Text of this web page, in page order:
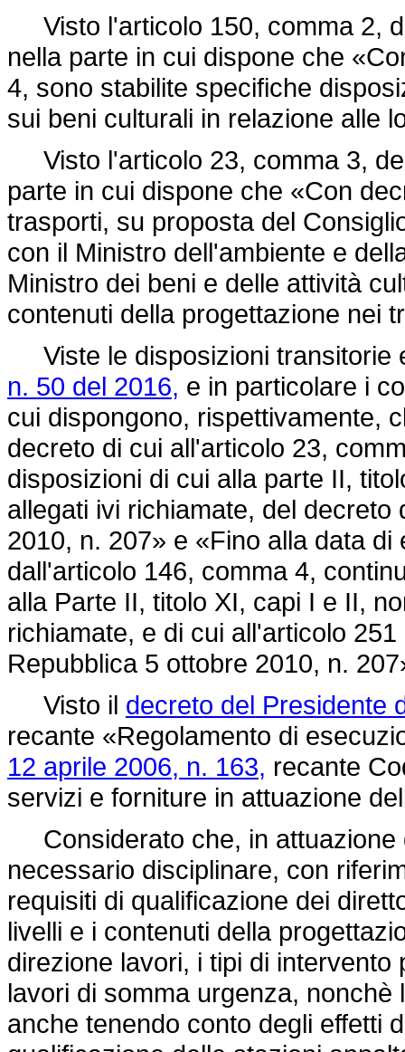
Visto l'articolo 150, comma 2,
nella parte in cui dispone che
4, sono stabilite specifiche
sui beni culturali in relazione alle
Visto l'articolo 23, comma 3,
parte in cui dispone che «Con
trasporti, su proposta del
con il Ministro dell'ambiente e
Ministro dei beni e delle attività
contenuti della progettazione nei
Viste le disposizioni transitorie
n. 50 del 2016, e in particolare i
cui dispongono, rispettivamente,
decreto di cui all'articolo 23,
disposizioni di cui alla parte II,
allegati ivi richiamate, del decreto
2010, n. 207» e «Fino alla data di
dall'articolo 146, comma 4,
alla Parte II, titolo XI, capi I e II,
richiamate, e di cui all'articolo
Repubblica 5 ottobre 2010, n.
Visto il decreto del Presidente
recante «Regolamento di
12 aprile 2006, n. 163, recante
servizi e forniture in attuazione
Considerato che, in attuazione
necessario disciplinare, con
requisiti di qualificazione dei
livelli e i contenuti della
direzione lavori, i tipi di
lavori di somma urgenza,
anche tenendo conto degli effetti